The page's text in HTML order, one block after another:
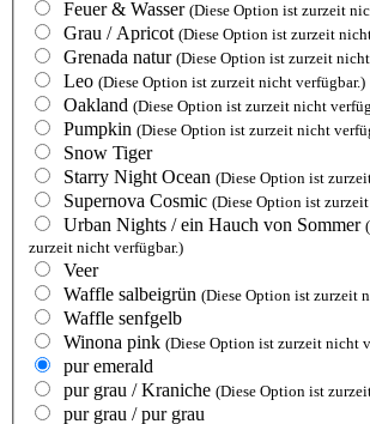
Feuer & Wasser (Diese Option ist zurzeit
Grau / Apricot (Diese Option ist zurzeit
Grenada natur (Diese Option ist zurzeit
Leo (Diese Option ist zurzeit nicht verfügbar.)
Oakland (Diese Option ist zurzeit nicht
Pumpkin (Diese Option ist zurzeit nicht
Snow Tiger
Starry Night Ocean (Diese Option ist
Supernova Cosmic (Diese Option ist
Urban Nights / ein Hauch von Sommer
zurzeit nicht verfügbar.)
Veer
Waffle salbeigrün (Diese Option ist zurzeit
Waffle senfgelb
Winona pink (Diese Option ist zurzeit nicht
pur emerald
pur grau / Kraniche (Diese Option ist
pur grau / pur grau